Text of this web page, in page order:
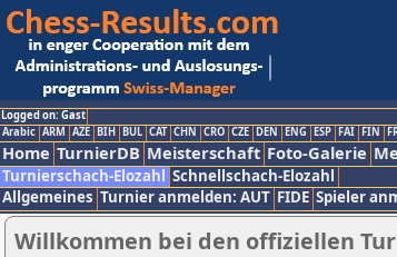
Logged on: Gast
Arabic ARM AZE BIH BUL CAT CHN CRO CZE DEN ENG ESP FAI FIN
Home TurnierDB Meisterschaft Foto-Galerie
Turnierschach-Elozahl Schnellschach-Elozahl
Allgemeines Turnier anmelden: AUT FIDE Spieler
Willkommen bei den offiziellen